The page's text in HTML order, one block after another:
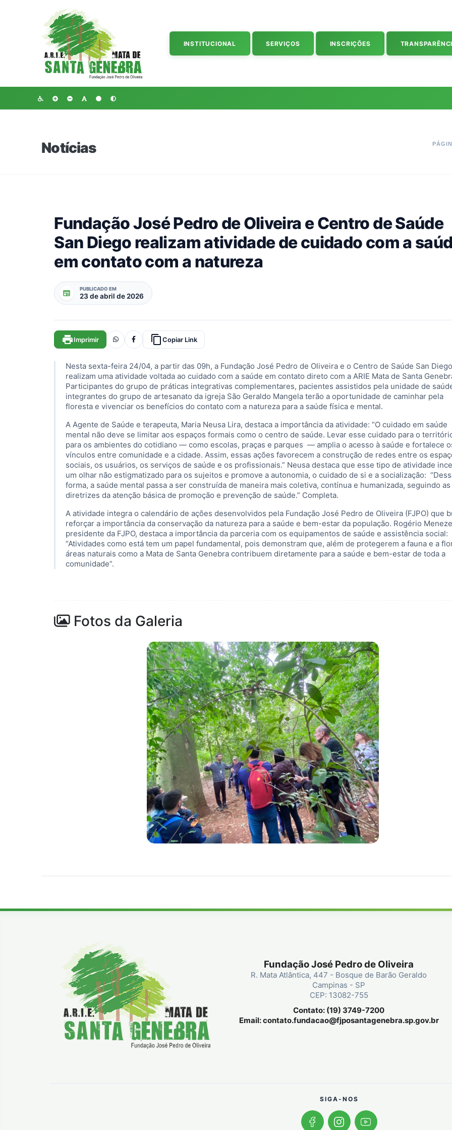
INSTITUCIONAL SERVIÇOS INSCRIÇÕES
Notícias
Fundação José Pedro de Oliveira e Centro de Saúde
San Diego realizam atividade de cuidado com a
em contato com a natureza
newspaper
PUBLICADO EM
23 de abril de 2026
print Imprimir content_copyCopiar Link
Nesta sexta-feira 24/04, a partir das 09h, a Fundação José Pedro de Oliveira e o Centro de Saúde San Diego
realizam uma atividade voltada ao cuidado com a saúde em contato direto com a ARIE Mata de Santa
Participantes do grupo de práticas integrativas complementares, pacientes assistidos pela unidade de
integrantes do grupo de artesanato da igreja São Geraldo Mangela terão a oportunidade de caminhar pela
floresta e vivenciar os benefícios do contato com a natureza para a saúde física e mental.
A Agente de Saúde e terapeuta, Maria Neusa Lira, destaca a importância da atividade: “O cuidado em saúde
mental não deve se limitar aos espaços formais como o centro de saúde. Levar esse cuidado para o
para os ambientes do cotidiano — como escolas, praças e parques — amplia o acesso à saúde e fortalece
vínculos entre comunidade e a cidade. Assim, essas ações favorecem a construção de redes entre os
sociais, os usuários, os serviços de saúde e os profissionais.” Neusa destaca que esse tipo de atividade
um olhar não estigmatizado para os sujeitos e promove a autonomia, o cuidado de si e a socialização:
forma, a saúde mental passa a ser construída de maneira mais coletiva, contínua e humanizada, seguindo as
diretrizes da atenção básica de promoção e prevenção de saúde.” Completa.
A atividade integra o calendário de ações desenvolvidos pela Fundação José Pedro de Oliveira (FJPO) que
reforçar a importância da conservação da natureza para a saúde e bem-estar da população. Rogério
presidente da FJPO, destaca a importância da parceria com os equipamentos de saúde e assistência social:
“Atividades como está tem um papel fundamental, pois demonstram que, além de protegerem a fauna e a
áreas naturais como a Mata de Santa Genebra contribuem diretamente para a saúde e bem-estar de toda a
comunidade”.
Fotos da Galeria
Fundação José Pedro de Oliveira
R. Mata Atlântica, 447 - Bosque de Barão Geraldo
Campinas - SP
CEP: 13082-755
Contato: (19) 3749-7200
Email:contato.fundacao@fjposantagenebra.sp.gov.br
SIGA-NOS